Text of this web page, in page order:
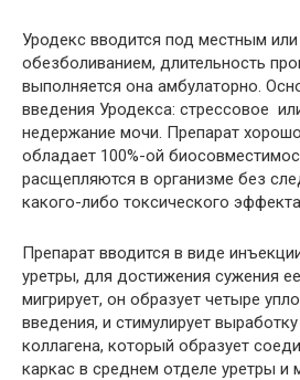
Уродекс вводится под местным
обезболиванием, длительность
выполняется она амбулаторно.
введения Уродекса: стрессовое
недержание мочи. Препарат
обладает 100%-ой
расщепляются в организме без
какого-либо токсического
Препарат вводится в виде
уретры, для достижения сужения
мигрирует, он образует четыре
введения, и стимулирует
коллагена, который образует
каркас в среднем отделе уретры и